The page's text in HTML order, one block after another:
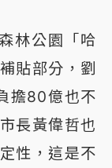
林公園「哈
貼部分，劉
擔80億也不
長黃偉哲也
性，這是不